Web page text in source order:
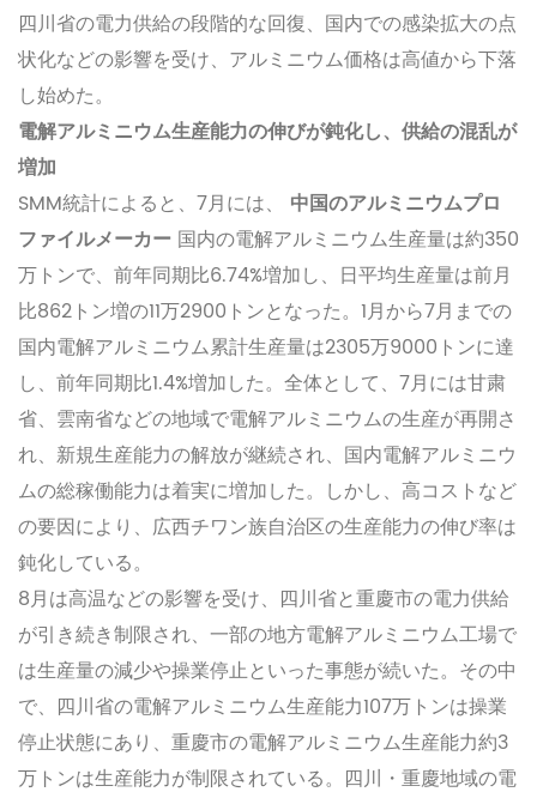
四川省の電力供給の段階的な回復、国内での感染拡大の点
状化などの影響を受け、アルミニウム価格は高値から下落
し始めた。
電解アルミニウム生産能力の伸びが鈍化し、供給の混乱が
増加
SMM統計によると、7月には、 中国のアルミニウムプロ
ファイルメーカー 国内の電解アルミニウム生産量は約350
万トンで、前年同期比6.74%増加し、日平均生産量は前月
比862トン増の11万2900トンとなった。1月から7月までの
国内電解アルミニウム累計生産量は2305万9000トンに達
し、前年同期比1.4%増加した。全体として、7月には甘粛
省、雲南省などの地域で電解アルミニウムの生産が再開さ
れ、新規生産能力の解放が継続され、国内電解アルミニウ
ムの総稼働能力は着実に増加した。しかし、高コストなど
の要因により、広西チワン族自治区の生産能力の伸び率は
鈍化している。
8月は高温などの影響を受け、四川省と重慶市の電力供給
が引き続き制限され、一部の地方電解アルミニウム工場で
は生産量の減少や操業停止といった事態が続いた。その中
で、四川省の電解アルミニウム生産能力107万トンは操業
停止状態にあり、重慶市の電解アルミニウム生産能力約3
万トンは生産能力が制限されている。四川・重慶地域の電